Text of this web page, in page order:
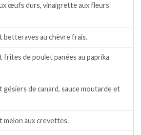
œufs durs, vinaigrette aux fleurs
betteraves au chèvre frais.
frites de poulet panées au paprika
gésiers de canard, sauce moutarde et
melon aux crevettes.